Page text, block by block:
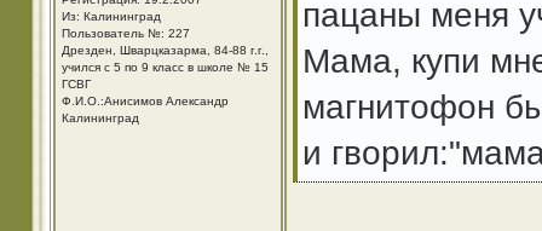
Из: Калининград
Пользователь №: 227
Дрезден, Шварцказарма, 84-88 г.г.,
учился с 5 по 9 класс в школе № 15
ГСВГ
Ф.И.О.:Анисимов Александр
Калининград
пацаны меня
Мама, купи
магнитофон
и